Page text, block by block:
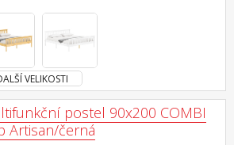
VELIKOSTI
postel 90x200 COMBI
Artisan/černá